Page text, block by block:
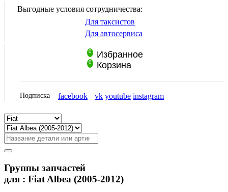
Выгодные условия сотрудничества:
Для таксистов
Для автосервиса
0 Избранное
0 Корзина
Подписка facebook vk youtube instagram
Группы запчастей
для : Fiat Albea (2005-2012)